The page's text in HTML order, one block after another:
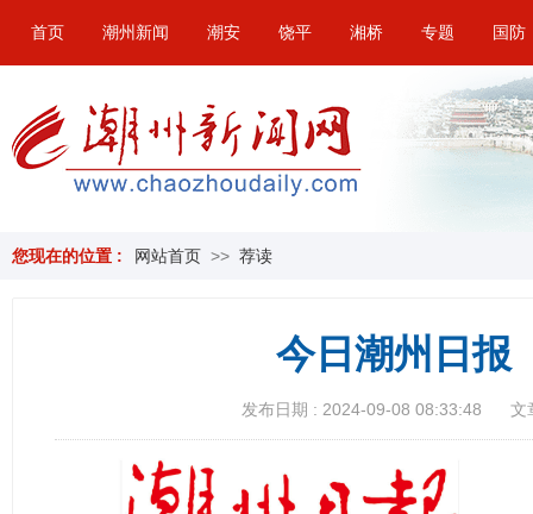
首页 潮州新闻 潮安 饶平 湘桥 专题 国防
您现在的位置 : 网站首页 >> 荐读
今日潮州日报
发布日期 : 2024-09-08 08:33:48 文